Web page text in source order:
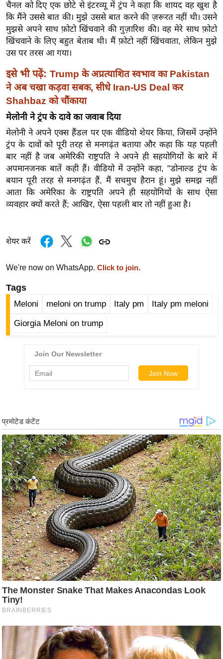
य
त
यं
ग
डि
या
सा
हि
त्य
ज
ग
त
ऑ
टो
व
न्यू
ब्री
म
नो
वु
ड
हॉ
ली
वु
ड
फि
ल्म
स
मी
क्षा
B
r
e
a
k
i
n
चैनल को दिए एक छोटे से इंटरव्यू में ट्रंप ने कहा कि शायद वह खुश है
कि मैंने उससे बात की। मुझे उससे बात करने की ज़रूरत नहीं थी। उसने
मुझसे अपने साथ फ़ोटो खिंचवाने की गुज़ारिश की। वह मेरे साथ फ़ोटो
खिंचवाने के लिए बहुत बेताब थी। मैं फ़ोटो नहीं खिंचवाता, लेकिन मुझे
उस पर तरस आ गया।
इसे भी पढ़ें: Trump के अप्रत्याशित स्वभाव का Pakistan
ने अब चखा कड़वा सबक, सीधे Iran-US Deal कर
Shahbaz को चौंकाया
मेलोनी ने ट्रंप के दावे का जवाब दिया
मेलोनी ने अपने एक्स हैंडल पर एक वीडियो शेयर किया, जिसमें उन्होंने
ट्रंप के दावों को पूरी तरह से मनगढ़ंत बताया और कहा कि यह पहली
बार नहीं है जब अमेरिकी राष्ट्रपति ने अपने ही सहयोगियों के बारे में
अपमानजनक बातें कही हैं। वीडियो में उन्होंने कहा, "डोनाल्ड ट्रंप के
बयान पूरी तरह से मनगढ़ंत हैं, मैं सचमुच हैरान हूं। मुझे समझ नहीं
आता कि अमेरिका के राष्ट्रपति अपने ही सहयोगियों के साथ ऐसा
व्यवहार क्यों करते हैं; आखिर, ऐसा पहली बार तो नहीं हुआ है।
शेयर करें
We're now on WhatsApp. Click to join.
Tags
Meloni meloni on trump Italy pm Italy pm meloni
Giorgia Meloni on trump